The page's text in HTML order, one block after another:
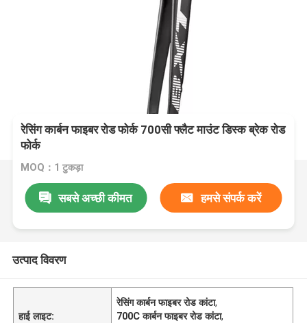
रेसिंग कार्बन फाइबर रोड फोर्क 700सी फ्लैट माउंट डिस्क ब्रेक रोड
फोर्क
MOQ：1 टुकड़ा
सबसे अच्छी कीमत हमसे संपर्क करें
उत्पाद विवरण
हाई लाइट:
रेसिंग कार्बन फाइबर रोड कांटा,
700C कार्बन फाइबर रोड कांटा,